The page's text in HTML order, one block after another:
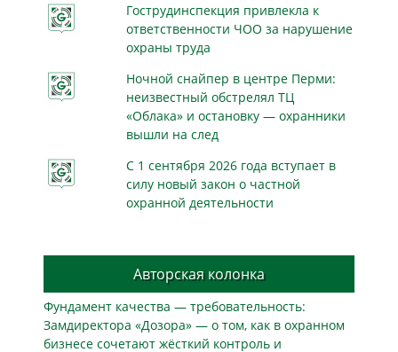
Гострудинспекция привлекла к
ответственности ЧОО за нарушение
охраны труда
Ночной снайпер в центре Перми:
неизвестный обстрелял ТЦ
«Облака» и остановку — охранники
вышли на след
С 1 сентября 2026 года вступает в
силу новый закон о частной
охранной деятельности
Авторская колонка
Фундамент качества — требовательность:
Замдиректора «Дозора» — о том, как в охранном
бизнесe сочетают жёсткий контроль и